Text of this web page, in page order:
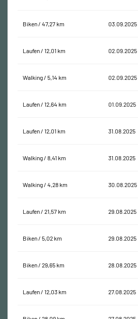
Biken / 47,27 km 03.09.2025
Laufen / 12,01 km 02.09.2025
Walking / 5,14 km 02.09.2025
Laufen / 12,64 km 01.09.2025
Laufen / 12,01 km 31.08.2025
Walking / 8,41 km 31.08.2025
Walking / 4,28 km 30.08.2025
Laufen / 21,57 km 29.08.2025
Biken / 5,02 km 29.08.2025
Biken / 29,65 km 28.08.2025
Laufen / 12,03 km 27.08.2025